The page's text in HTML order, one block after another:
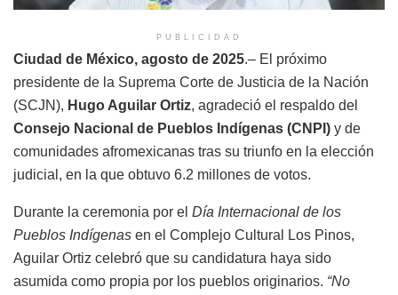
PUBLICIDAD
Ciudad de México, agosto de 2025.– El próximo
presidente de la Suprema Corte de Justicia de la Nación
(SCJN), Hugo Aguilar Ortiz, agradeció el respaldo del
Consejo Nacional de Pueblos Indígenas (CNPI) y de
comunidades afromexicanas tras su triunfo en la elección
judicial, en la que obtuvo 6.2 millones de votos.
Durante la ceremonia por el Día Internacional de los
Pueblos Indígenas en el Complejo Cultural Los Pinos,
Aguilar Ortiz celebró que su candidatura haya sido
asumida como propia por los pueblos originarios. “No